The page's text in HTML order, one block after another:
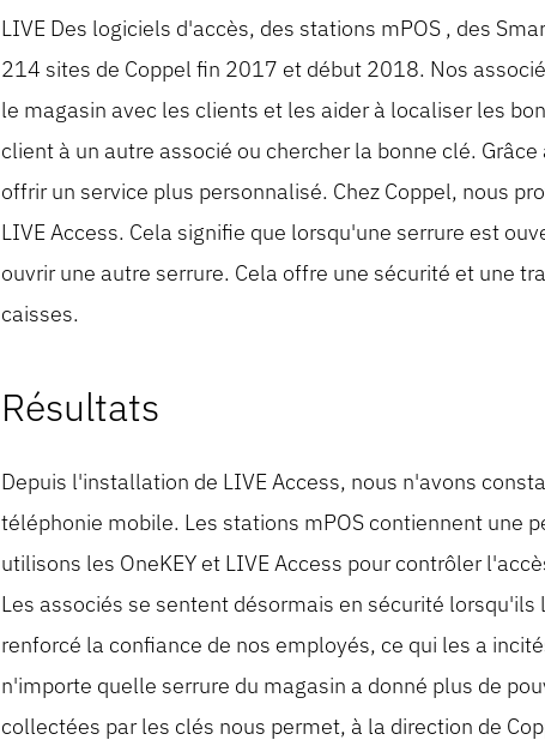
LIVE Des logiciels d'accès, des stations mPOS , des
214 sites de Coppel fin 2017 et début 2018. Nos
le magasin avec les clients et les aider à localiser les
client à un autre associé ou chercher la bonne clé.
offrir un service plus personnalisé. Chez Coppel, nous
LIVE Access. Cela signifie que lorsqu'une serrure est
ouvrir une autre serrure. Cela offre une sécurité et une
caisses.
Résultats
Depuis l'installation de LIVE Access, nous n'avons
téléphonie mobile. Les stations mPOS contiennent une
utilisons les OneKEY et LIVE Access pour contrôler
Les associés se sentent désormais en sécurité
renforcé la confiance de nos employés, ce qui les a
n'importe quelle serrure du magasin a donné plus de
collectées par les clés nous permet, à la direction de